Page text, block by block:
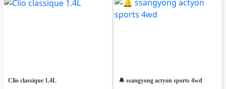
Clio classique 1.4L 🔔 ssangyong actyon sports 4wd